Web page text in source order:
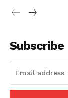
Diario
Subscribe